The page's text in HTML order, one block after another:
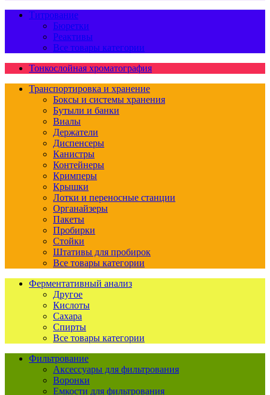
Титрование
Бюретки
Реактивы
Все товары категории
Тонкослойная хроматография
Транспортировка и хранение
Боксы и системы хранения
Бутыли и банки
Виалы
Держатели
Диспенсеры
Канистры
Контейнеры
Кримперы
Крышки
Лотки и переносные станции
Органайзеры
Пакеты
Пробирки
Стойки
Штативы для пробирок
Все товары категории
Ферментативный анализ
Другое
Кислоты
Сахара
Спирты
Все товары категории
Фильтрование
Аксессуары для фильтрования
Воронки
Емкости для фильтрования